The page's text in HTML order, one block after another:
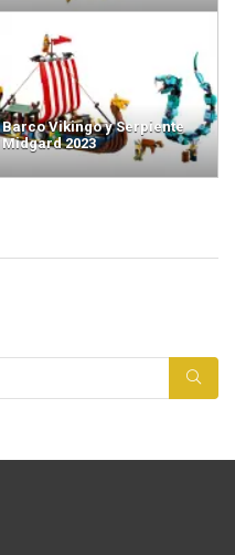
Barco Vikingo y Serpiente
Midgard 2023